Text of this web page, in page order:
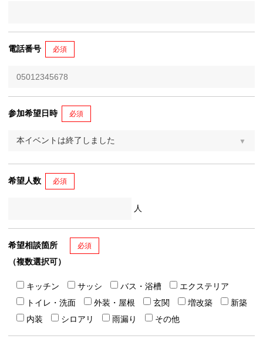
電話番号 必須
参加希望日時 必須
希望人数 必須
人
希望相談箇所
（複数選択可）
必須
キッチン サッシ バス・浴槽
エクステリア
トイレ・洗面
外装・屋根 玄関 増改築
新築
内装
シロアリ 雨漏り その他